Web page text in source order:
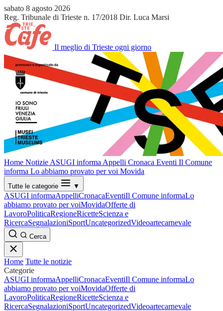
sabato 8 agosto 2026
Reg. Tribunale di Trieste n. 17/2018 Dir. Luca Marsi
Il meglio di Trieste ogni giorno
Home Notizie ASUGI informa Appelli Cronaca Eventi Il Comune
informa Lo abbiamo provato per voi Movida
Tutte le categorie ▼
ASUGI informaAppelliCronacaEventiIl Comune informaLo
abbiamo provato per voiMovidaOfferte di
LavoroPoliticaRegioneRicetteScienza e
RicercaSegnalazioniSportUncategorizedVideoartecarnevale
Cerca
Home Tutte le notizie
Categorie
ASUGI informaAppelliCronacaEventiIl Comune informaLo
abbiamo provato per voiMovidaOfferte di
LavoroPoliticaRegioneRicetteScienza e
RicercaSegnalazioniSportUncategorizedVideoartecarnevale